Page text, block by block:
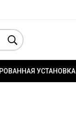
УСТАНОВКА